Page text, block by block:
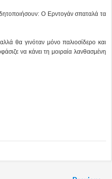
Ο Ερντογάν σπαταλά τα
θα γινόταν μόνο παλιοσίδερο και
να κάνει τη μοιραία λανθασμένη